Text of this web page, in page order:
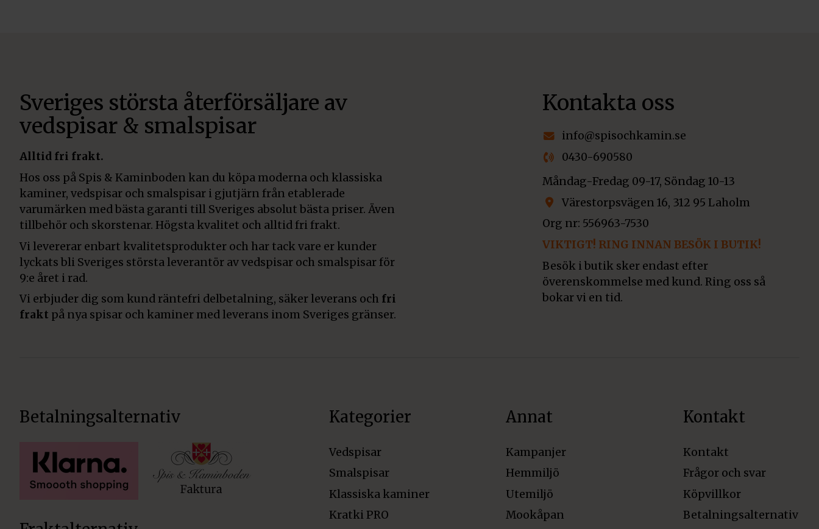
Sveriges största återförsäljare av
vedspisar & smalspisar
Alltid fri frakt.
Hos oss på Spis & Kaminboden kan du köpa moderna och klassiska
kaminer, vedspisar och smalspisar i gjutjärn från etablerade
varumärken med bästa garanti till Sveriges absolut bästa priser. Även
tillbehör och skorstenar. Högsta kvalitet och alltid fri frakt.
Vi levererar enbart kvalitetsprodukter och har tack vare er kunder
lyckats bli Sveriges största leverantör av vedspisar och smalspisar för
9:e året i rad.
Vi erbjuder dig som kund räntefri delbetalning, säker leverans och fri
frakt på nya spisar och kaminer med leverans inom Sveriges gränser.
Kontakta oss
info@spisochkamin.se
0430-690580
Måndag-Fredag 09-17, Söndag 10-13
Värestorpsvägen 16, 312 95 Laholm
Org nr: 556963-7530
VIKTIGT! RING INNAN BESÖK I BUTIK!
Besök i butik sker endast efter
överenskommelse med kund. Ring oss så
bokar vi en tid.
Betalningsalternativ Kategorier
Vedspisar
Smalspisar
Klassiska kaminer
Kratki PRO
Annat
Kampanjer
Hemmiljö
Utemiljö
Mookåpan
Kontakt
Kontakt
Frågor och svar
Köpvillkor
Betalningsalternativ